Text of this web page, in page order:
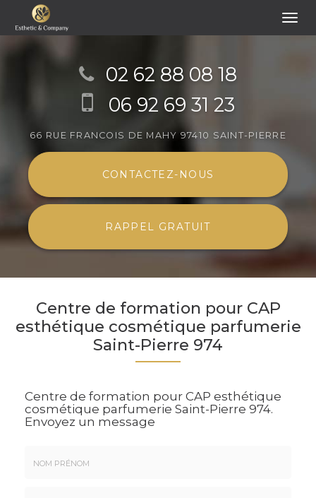
Aller
02 62 88 08 18
06 92 69 31 23
66 RUE FRANCOIS DE MAHY 97410 SAINT-PIERRE
CONTACTEZ- NOUS
RAPPEL GRATUIT
Centre de formation pour CAP
esthétique cosmétique parfumerie
Saint-Pierre 974
Centre de formation pour CAP esthétique
cosmétique parfumerie Saint-Pierre 974.
Envoyez un message